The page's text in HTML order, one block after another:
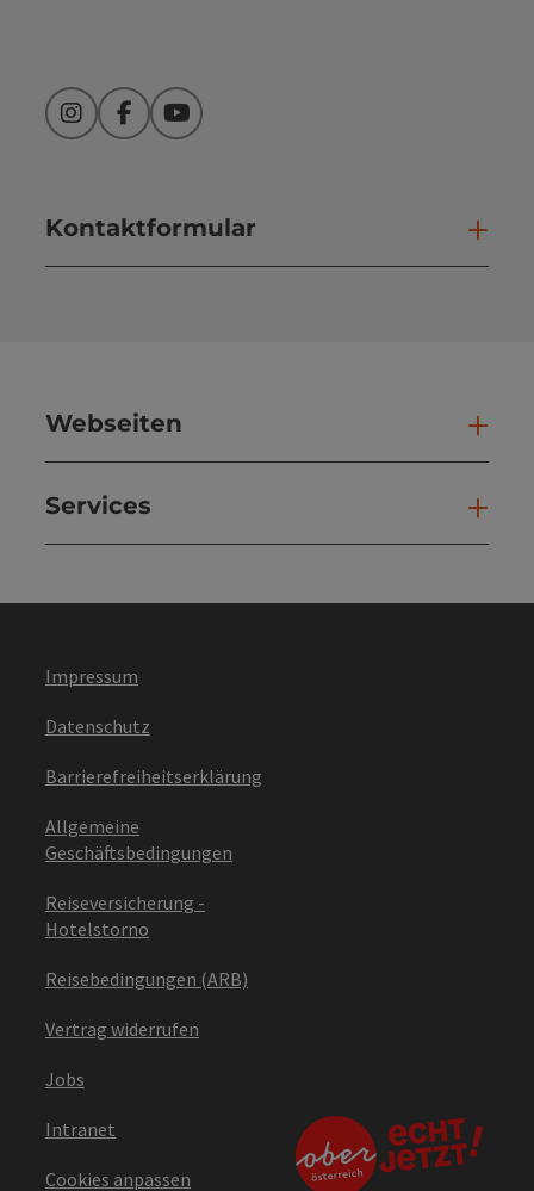
InstagramFacebookYouTube
Kontaktformular
Webseiten
Services
Impressum
Datenschutz
Barrierefreiheitserklärung
Allgemeine
Geschäftsbedingungen
Reiseversicherung -
Hotelstorno
Reisebedingungen (ARB)
Vertrag widerrufen
Jobs
Intranet
Cookies anpassen